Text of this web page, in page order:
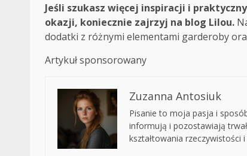
Jeśli szukasz więcej inspiracji i
okazji, koniecznie zajrzyj na blog Lilou.
dodatki z różnymi elementami garderoby
Artykuł sponsorowany
Zuzanna Antosiuk
Pisanie to moja pasja i
informują i pozostawiają
kształtowania rzeczywistości